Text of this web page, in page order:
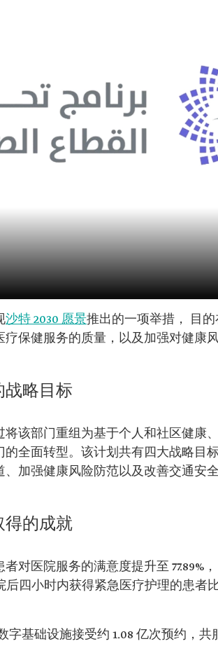
沙特 2030 愿景推出的一项举措， 目
保健服务的质量，以及加强对健康风
战略目标
该部门重组为基于个人和社区健康
全面转型。该计划共有四大战略目
加强健康风险防范以及改善交通安全
得的成就
对医院服务的满意度提升至 77.89%
后四小时内获得紧急医疗护理的患者
字基础设施接受约 1.08 亿次预约，